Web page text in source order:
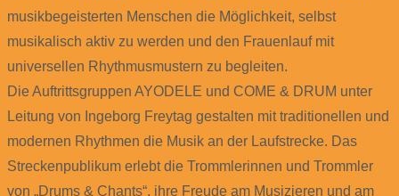
musikbegeisterten Menschen die Möglichkeit, selbst
musikalisch aktiv zu werden und den Frauenlauf mit
universellen Rhythmusmustern zu begleiten.
Die Auftrittsgruppen AYODELE und COME & DRUM unter
Leitung von Ingeborg Freytag gestalten mit traditionellen und
modernen Rhythmen die Musik an der Laufstrecke. Das
Streckenpublikum erlebt die Trommlerinnen und Trommler
von „Drums & Chants“, ihre Freude am Musizieren und am